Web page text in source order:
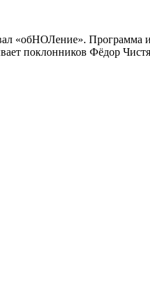
«обНОЛение». Программа
поклонников Фёдор